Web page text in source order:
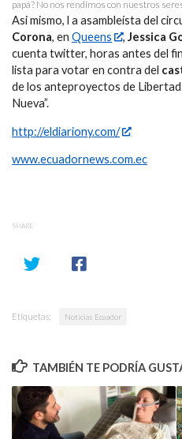
papá? No nos rendimos con nuestros
Asi mismo, l a asambleísta del
Corona, en Queens ,Jessica
cuenta twitter, horas antes del
lista para votar en contra del
de los anteproyectos de
Nueva”.
http://eldiariony.com/
www.ecuadornews.com.ec
SHARE
Etiquetas: Noticias Ecuador
TAMBIÉN TE PODRÍA